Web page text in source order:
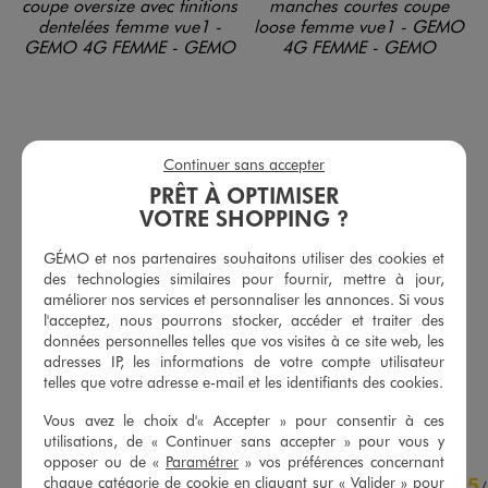
Tee-shirt manches courtes coupe oversize avec finitions dentelées femme
19,99 €
-50% sur le 2ème produit d'été
4.5/5 de moyenne
(30 avis)
Combishort en jean manches courtes coupe loose femme
29,99 €
-50% sur le 2ème produit d'été
5/5 de moyenne
(10 avis)
PRÊT À OPTIMISER
VOTRE SHOPPING ?
GÉMO et nos partenaires souhaitons utiliser des cookies et
des technologies similaires pour fournir, mettre à jour,
améliorer nos services et personnaliser les annonces. Si vous
l'acceptez, nous pourrons stocker, accéder et traiter des
données personnelles telles que vos visites à ce site web, les
adresses IP, les informations de votre compte utilisateur
telles que votre adresse e-mail et les identifiants des cookies.
Vous avez le choix d'« Accepter » pour consentir à ces
utilisations, de « Continuer sans accepter » pour vous y
opposer ou de « Paramétrer » vos préférences concernant
chaque catégorie de cookie en cliquant sur « Valider » pour
Continuer sans accepter